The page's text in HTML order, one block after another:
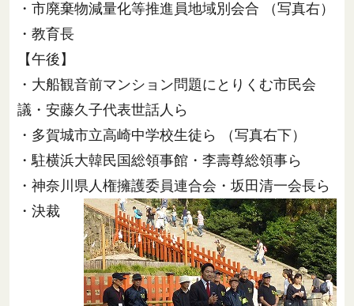
・市廃棄物減量化等推進員地域別会合 （写真右）
・教育長
【午後】
・大船観音前マンション問題にとりくむ市民会
議・安藤久子代表世話人ら
・多賀城市立高崎中学校生徒ら （写真右下）
・駐横浜大韓民国総領事館・李壽尊総領事ら
・神奈川県人権擁護委員連合会・坂田清一会長ら
・決裁